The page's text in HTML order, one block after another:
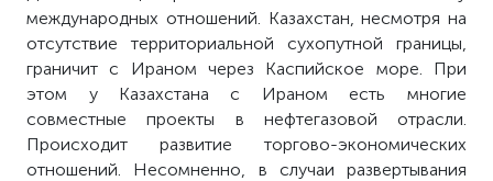
международных отношений. Казахстан, несмотря на
отсутствие территориальной сухопутной границы,
граничит с Ираном через Каспийское море. При
этом у Казахстана с Ираном есть многие
совместные проекты в нефтегазовой отрасли.
Происходит развитие торгово-экономических
отношений. Несомненно, в случаи развертывания